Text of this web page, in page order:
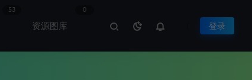
53
资源图库
0
登录